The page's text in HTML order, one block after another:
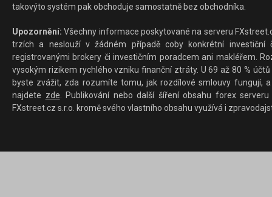
takovýto systém pak obchoduje samostatně bez obchodníka.
Upozornění: Všechny informace poskytované na serveru
trzích a neslouží v žádném případě coby konkrétní investiční
registrovanými brokery či investičním poradcem ani makléřem.
vysokým rizikem rychlého vzniku finanční ztráty. U 69 až 80 %
byste zvážit, zda rozumíte tomu, jak rozdílové smlouvy fungují,
najdete zde. Publikování nebo další šíření obsahu forex
FXstreet.cz s.r.o. kromě svého vlastního obsahu využívá i